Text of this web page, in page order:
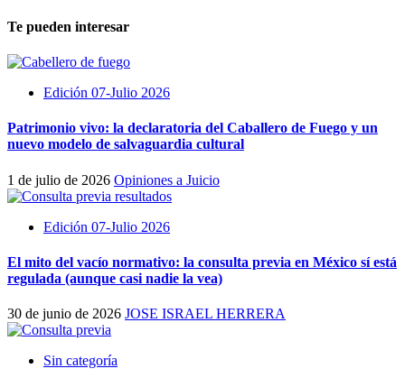
Te pueden interesar
Edición 07-Julio 2026
Patrimonio vivo: la declaratoria del Caballero de Fuego y un
nuevo modelo de salvaguardia cultural
1 de julio de 2026 Opiniones a Juicio
Edición 07-Julio 2026
El mito del vacío normativo: la consulta previa en México sí está
regulada (aunque casi nadie la vea)
30 de junio de 2026 JOSE ISRAEL HERRERA
Sin categoría